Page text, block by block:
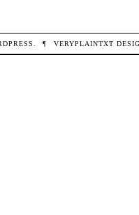
¶ VERYPLAINTXT